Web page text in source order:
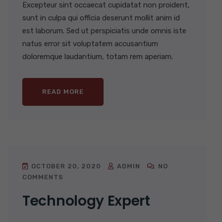
Excepteur sint occaecat cupidatat non proident,
sunt in culpa qui officia deserunt mollit anim id
est laborum. Sed ut perspiciatis unde omnis iste
natus error sit voluptatem accusantium
doloremque laudantium, totam rem aperiam.
READ MORE
OCTOBER 20, 2020 ADMIN
NO
COMMENTS
Technology Expert